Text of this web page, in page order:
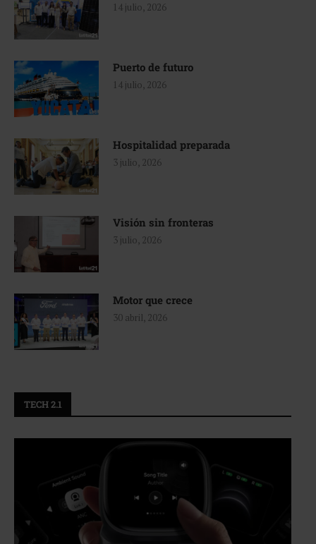
14 julio, 2026
Puerto de futuro
14 julio, 2026
Hospitalidad preparada
3 julio, 2026
Visión sin fronteras
3 julio, 2026
Motor que crece
30 abril, 2026
TECH 2.1